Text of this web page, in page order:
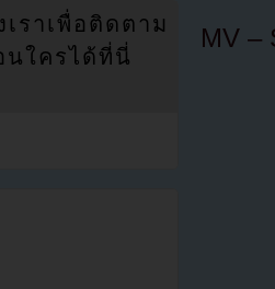
MV –
ราเพื่อติดตาม
นใครได้ที่นี่